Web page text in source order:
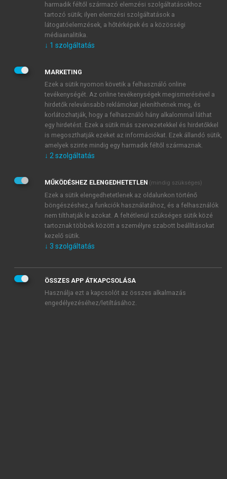
JELSZÓ
JELSZÓ ÚJRA
Kérek értesítést a MeRSZ újdonságairól, akcióiról.
Kérek értesítést az Akadémiai Kiadó Zrt. újdonságairól,
Adatkezelési tájékoztatóbanfoglaltakat tudomásul
veszem és elfogadom.
Általános vásárlási feltételeket, valamint a szotar.netés a
mersz.huoldalak licencszerződéseiben foglaltakat
tudomásul veszem és elfogadom.
KIPRÓBÁLOM
harmadik féltől származó elemzési szolgáltatásokhoz
tartozó sütik; ilyen elemzési szolgáltatások a
látogatóelemzések, a hőtérképek és a közösségi
médiaanalitika.
↓ 1 szolgáltatás
MARKETING
Ezek a sütik nyomon követik a felhasználó online
tevékenységét. Az online tevékenységek megismerésével a
hirdetők relevánsabb reklámokat jeleníthetnek meg, és
korlátozhatják, hogy a felhasználó hány alkalommal láthat
egy hirdetést. Ezek a sütik más szervezetekkel és hirdetőkkel
is megoszthatják ezeket az információkat. Ezek állandó sütik,
amelyek szinte mindig egy harmadik féltől származnak.
↓ 2 szolgáltatás
MŰKÖDÉSHEZ ELENGEDHETETLEN (mindig szükséges)
Ezek a sütik elengedhetetlenek az oldalunkon történő
böngészéshez,a funkciók használatához, és a felhasználók
nem tilthatják le azokat. A feltétlenül szükséges sütik közé
tartoznak többek között a személyre szabott beállításokat
kezelő sütik.
↓ 3 szolgáltatás
ÖSSZES APP ÁTKAPCSOLÁSA
Használja ezt a kapcsolót az összes alkalmazás
engedélyezéséhez/letiltásához.